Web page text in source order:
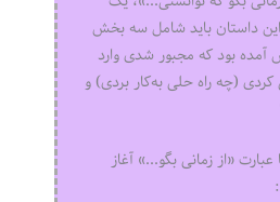
داستان باید شامل سه بخش
بود که مجبور شدی وارد
(چه راه حلی به‌کار بردی) و
عبارت «از زمانی بگو…» آغاز